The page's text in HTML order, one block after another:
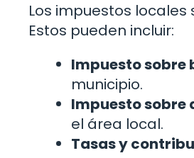
Los impuestos
Estos pueden incluir:
Impuesto sobre
municipio.
Impuesto
el área local.
Tasas y